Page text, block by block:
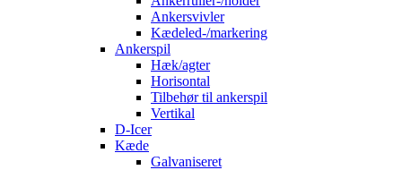
Ankersvivler
Kædeled-/markering
Ankerspil
Hæk/agter
Horisontal
Tilbehør til ankerspil
Vertikal
D-Icer
Kæde
Galvaniseret